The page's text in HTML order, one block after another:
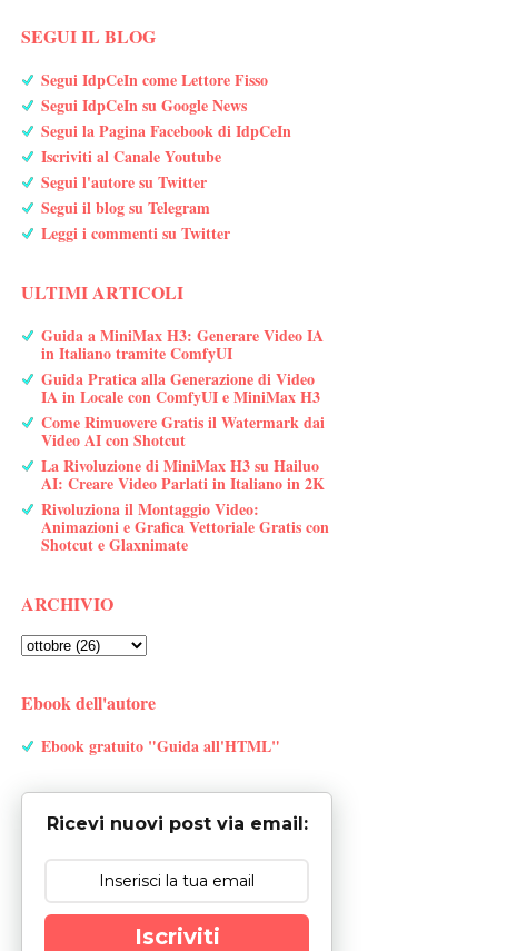
SEGUI IL BLOG
Segui IdpCeIn come Lettore Fisso
Segui IdpCeIn su Google News
Segui la Pagina Facebook di IdpCeIn
Iscriviti al Canale Youtube
Segui l'autore su Twitter
Segui il blog su Telegram
Leggi i commenti su Twitter
ULTIMI ARTICOLI
Guida a MiniMax H3: Generare Video IA
in Italiano tramite ComfyUI
Guida Pratica alla Generazione di Video
IA in Locale con ComfyUI e MiniMax H3
Come Rimuovere Gratis il Watermark dai
Video AI con Shotcut
La Rivoluzione di MiniMax H3 su Hailuo
AI: Creare Video Parlati in Italiano in 2K
Rivoluziona il Montaggio Video:
Animazioni e Grafica Vettoriale Gratis con
Shotcut e Glaxnimate
ARCHIVIO
Ebook dell'autore
Ebook gratuito "Guida all'HTML"
Ricevi nuovi post via email:
Iscriviti